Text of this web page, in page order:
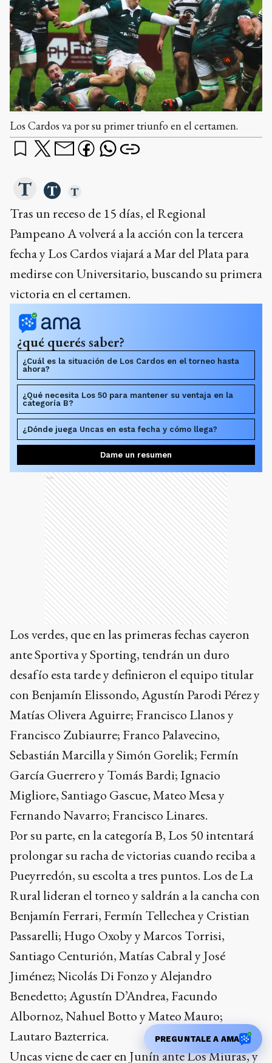
Los Cardos va por su primer triunfo en el certamen.
Tras un receso de 15 días, el Regional
Pampeano A volverá a la acción con la tercera
fecha y Los Cardos viajará a Mar del Plata para
medirse con Universitario, buscando su primera
victoria en el certamen.
¿qué querés saber?
¿Cuál es la situación de Los Cardos en el torneo hasta
ahora?
¿Qué necesita Los 50 para mantener su ventaja en la
categoría B?
¿Dónde juega Uncas en esta fecha y cómo llega?
Dame un resumen
Ads
Los verdes, que en las primeras fechas cayeron
ante Sportiva y Sporting, tendrán un duro
desafío esta tarde y definieron el equipo titular
con Benjamín Elissondo, Agustín Parodi Pérez y
Matías Olivera Aguirre; Francisco Llanos y
Francisco Zubiaurre; Franco Palavecino,
Sebastián Marcilla y Simón Gorelik; Fermín
García Guerrero y Tomás Bardi; Ignacio
Migliore, Santiago Gascue, Mateo Mesa y
Fernando Navarro; Francisco Linares.
Por su parte, en la categoría B, Los 50 intentará
prolongar su racha de victorias cuando reciba a
Pueyrredón, su escolta a tres puntos. Los de La
Rural lideran el torneo y saldrán a la cancha con
Benjamín Ferrari, Fermín Tellechea y Cristian
Passarelli; Hugo Oxoby y Marcos Torrisi,
Santiago Centurión, Matías Cabral y José
Jiménez; Nicolás Di Fonzo y Alejandro
Benedetto; Agustín D’Andrea, Facundo
Albornoz, Nahuel Botto y Mateo Mauro;
Lautaro Bazterrica.
Uncas viene de caer en Junín ante Los Miuras, y
PREGUNTALE A AMA